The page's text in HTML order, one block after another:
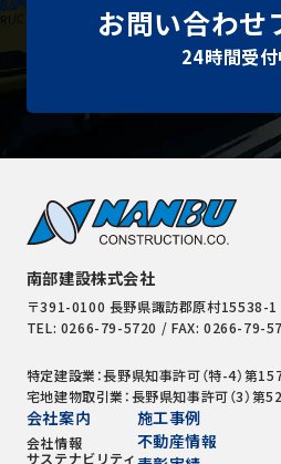
お問い合わせ
24時間受付
南部建設株式会社
〒391-0100 長野県諏訪郡原村15538-1
TEL: 0266-79-5720 / FAX: 0266-79-
特定建設業：長野県知事許可（特-4）第
宅地建物取引業：長野県知事許可（3）第
会社案内
会社情報
サステナビリティ
施工事例
不動産情報